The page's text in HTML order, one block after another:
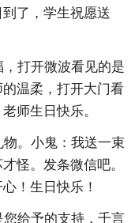
了，学生祝愿送
打开微波看见的是
温柔，打开大门看
师生日快乐。
。小鬼：我送一束
怪。发条微信吧。
！生日快乐！
给予的支持，千言